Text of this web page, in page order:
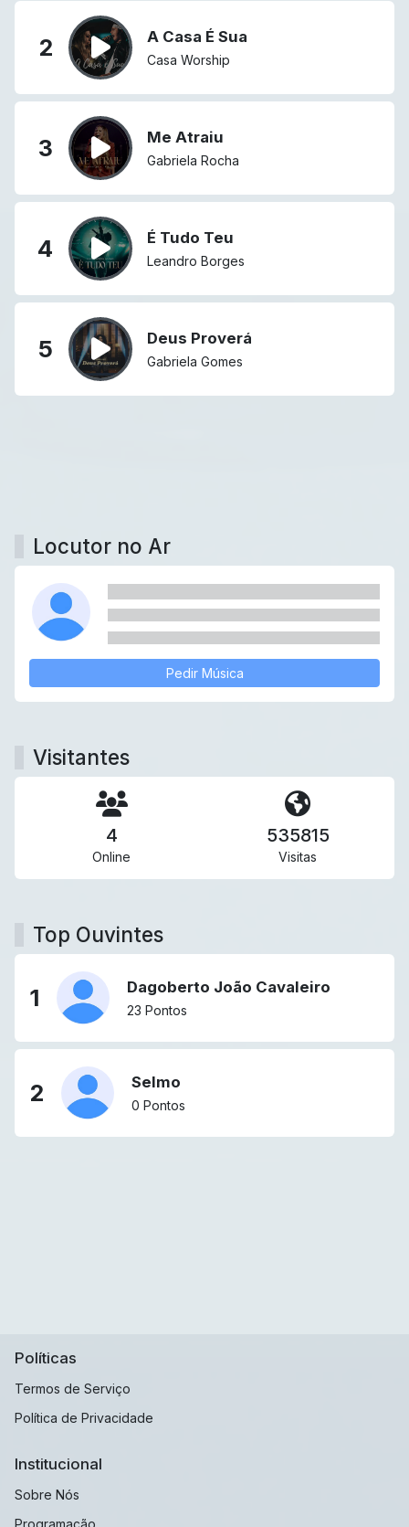
2 A Casa É Sua
Casa Worship
3 Me Atraiu
Gabriela Rocha
4 É Tudo Teu
Leandro Borges
5 Deus Proverá
Gabriela Gomes
Locutor no Ar
Pedir Música
Visitantes
4
Online
535815
Visitas
Top Ouvintes
1 Dagoberto João Cavaleiro
23 Pontos
2 Selmo
0 Pontos
Políticas
Termos de Serviço
Política de Privacidade
Institucional
Sobre Nós